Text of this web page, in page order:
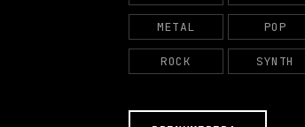
METAL POP
ROCK SYNTH